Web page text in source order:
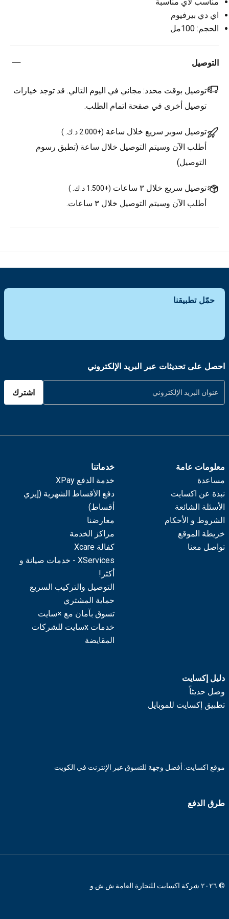
اي دي بيرفيوم
الحجم: 100مل
التوصيل
توصيل بوقت محدد: مجاني في اليوم التالي. قد توجد خيارات
توصيل أخرى في صفحة اتمام الطلب.
توصيل سوبر سريع خلال ساعة (+2.000 د.ك. )
أطلب الآن وسيتم التوصيل خلال ساعة (تطبق رسوم
التوصيل)
توصيل سريع خلال ٣ ساعات (+1.500 د.ك. )
أطلب الآن وسيتم التوصيل خلال ٣ ساعات.
حمّل تطبيقنا
احصل على تحديثات عبر البريد الإلكتروني
اشترك
معلومات عامة
مساعدة
نبذة عن اكسايت
الأسئلة الشائعة
الشروط و الأحكام
خريطة الموقع
تواصل معنا
خدماتنا
خدمة الدفع XPay
دفع الأقساط الشهرية (إيزي
أقساط)
معارضنا
مراكز الخدمة
كفالة Xcare
XServices - خدمات صيانة و
أكثر!
التوصيل والتركيب السريع
حماية المشتري
تسوق بآمان مع ×سايت
خدمات xسايت للشركات
المقايضة
دليل إكسايت
وصل حديثاً
تطبيق إكسايت للموبايل
موقع اكسايت: أفضل وجهة للتسوق عبر الإنترنت في الكويت
طرق الدفع
© ٢٠٢٦ شركة اكسايت للتجارة العامة ش.ش.و